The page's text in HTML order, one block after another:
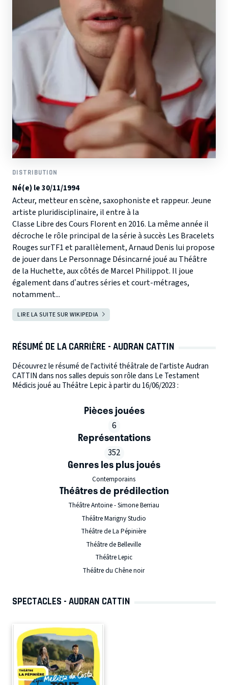
DISTRIBUTION
Né(e) le 30/11/1994
Acteur, metteur en scène, saxophoniste et rappeur. Jeune
artiste pluridisciplinaire, il entre à la
Classe Libre des Cours Florent en 2016. La même année il
décroche le rôle principal de la série à succès Les Bracelets
Rouges surTF1 et parallèlement, Arnaud Denis lui propose
de jouer dans Le Personnage Désincarné joué au Théâtre
de la Huchette, aux côtés de Marcel Philippot. Il joue
également dans d’autres séries et court-métrages,
notamment...
LIRE LA SUITE SUR WIKIPEDIA
RÉSUMÉ DE LA CARRIÈRE - AUDRAN CATTIN
Découvrez le résumé de l'activité théâtrale de l'artiste Audran
CATTIN dans nos salles depuis son rôle dans Le Testament
Médicis joué au Théâtre Lepic à partir du 16/06/2023 :
Pièces jouées
6
Représentations
352
Genres les plus joués
Contemporains
Théâtres de prédilection
Théâtre Antoine - Simone Berriau
Théâtre Marigny Studio
Théâtre de La Pépinière
Théâtre de Belleville
Théâtre Lepic
Théâtre du Chêne noir
SPECTACLES - AUDRAN CATTIN